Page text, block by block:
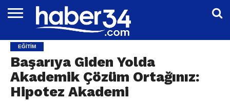
EĞITIM
EKONOMI
GENEL
MAGAZIN
OTOMOTIV
SIYASET
SPOR
TEKNOLOJI
EĞITIM
Başarıya Giden Yolda
Akademik Çözüm Ortağınız:
Hipotez Akademi